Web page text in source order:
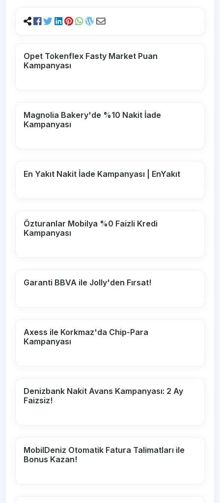
Opet Tokenflex Fasty Market Puan
Kampanyası
Magnolia Bakery'de %10 Nakit İade
Kampanyası
En Yakıt Nakit İade Kampanyası | EnYakıt
Özturanlar Mobilya %0 Faizli Kredi
Kampanyası
Garanti BBVA ile Jolly'den Fırsat!
Axess ile Korkmaz'da Chip-Para
Kampanyası
Denizbank Nakit Avans Kampanyası: 2 Ay
Faizsiz!
MobilDeniz Otomatik Fatura Talimatları ile
Bonus Kazan!